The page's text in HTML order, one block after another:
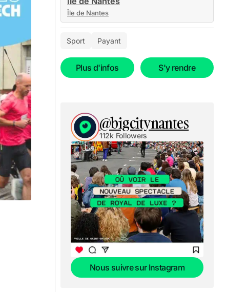
Île de Nantes
Sport Payant
Plus d'infos S'y rendre
@bigcitynantes
112k Followers
Nous suivre sur Instagram